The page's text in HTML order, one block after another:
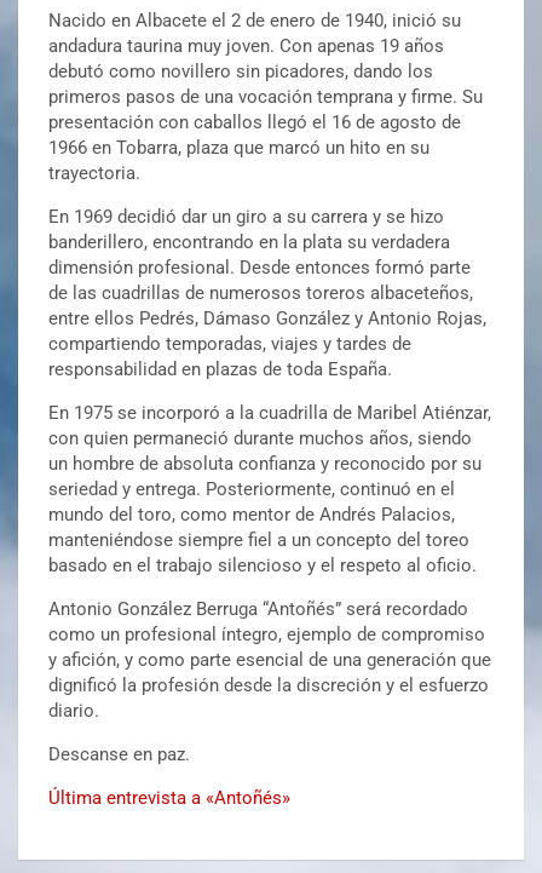
Nacido en Albacete el 2 de enero de 1940, inició su
andadura taurina muy joven. Con apenas 19 años
debutó como novillero sin picadores, dando los
primeros pasos de una vocación temprana y firme. Su
presentación con caballos llegó el 16 de agosto de
1966 en Tobarra, plaza que marcó un hito en su
trayectoria.
En 1969 decidió dar un giro a su carrera y se hizo
banderillero, encontrando en la plata su verdadera
dimensión profesional. Desde entonces formó parte
de las cuadrillas de numerosos toreros albaceteños,
entre ellos Pedrés, Dámaso González y Antonio Rojas,
compartiendo temporadas, viajes y tardes de
responsabilidad en plazas de toda España.
En 1975 se incorporó a la cuadrilla de Maribel Atiénzar,
con quien permaneció durante muchos años, siendo
un hombre de absoluta confianza y reconocido por su
seriedad y entrega. Posteriormente, continuó en el
mundo del toro, como mentor de Andrés Palacios,
manteniéndose siempre fiel a un concepto del toreo
basado en el trabajo silencioso y el respeto al oficio.
Antonio González Berruga “Antoñés” será recordado
como un profesional íntegro, ejemplo de compromiso
y afición, y como parte esencial de una generación que
dignificó la profesión desde la discreción y el esfuerzo
diario.
Descanse en paz.
Última entrevista a «Antoñés»